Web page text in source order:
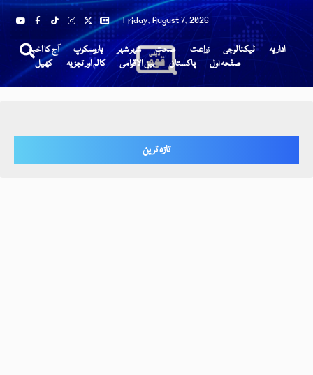
Friday, August 7, 2026
آج کا اخبار ہاروسکوپ شہر شہر صحت زراعت ٹیکنالوجی
اداریہ
کھیل
کالم اور تجزیہ بین الاقوامی پاکستان صفحہ اول
تازہ ترین